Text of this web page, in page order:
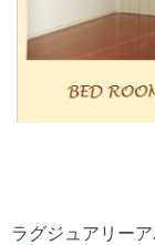
ラグジュアリー